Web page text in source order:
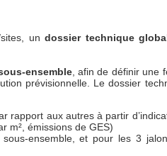
sites, undossier technique
ensemble, afin de définir une
prévisionnelle. Le dossier
rapport aux autres à partir
m², émissions de GES)
ensemble, et pour les 3